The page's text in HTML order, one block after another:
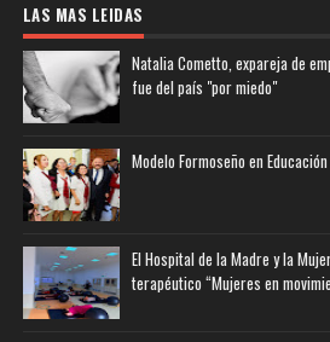
LAS MAS LEIDAS
Natalia Cometto, expareja de
fue del país "por miedo"
Modelo Formoseño en Educación
El Hospital de la Madre y la
terapéutico “Mujeres en